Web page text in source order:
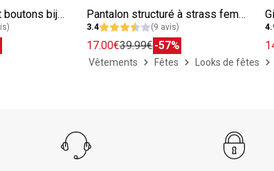
Chemise satinée et boutons bijoux femme Pantalon structuré à strass femme
3.4 (9 avis)
17.00€39.99€-57%
Vêtements Fêtes Looks de fêtes